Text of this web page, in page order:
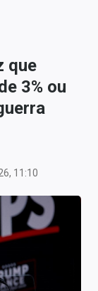
que
3% ou
11:10